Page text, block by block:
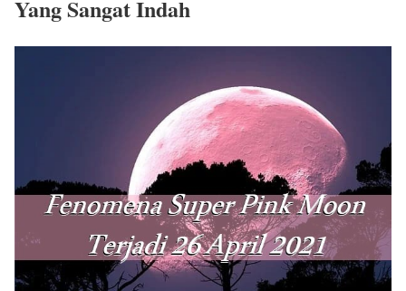
Yang Sangat Indah